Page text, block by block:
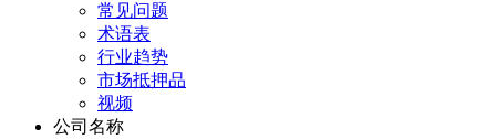
常见问题
术语表
行业趋势
市场抵押品
视频
公司名称